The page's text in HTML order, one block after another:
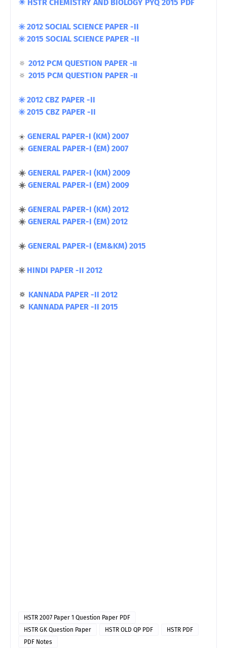
☀ HSTR CHEMISTRY AND BIOLOGY PYQ 2015 PDF
✳️ 2012 SOCIAL SCIENCE PAPER -II
✳️ 2015 SOCIAL SCIENCE PAPER -II
🔅 2012 PCM QUESTION PAPER -II
🔅 2015 PCM QUESTION PAPER -II
✳️ 2012 CBZ PAPER -II
✳️ 2015 CBZ PAPER -II
☀️ GENERAL PAPER-I (KM) 2007
☀️ GENERAL PAPER-I (EM) 2007
☀️ GENERAL PAPER-I (KM) 2009
☀️ GENERAL PAPER-I (EM) 2009
☀️ GENERAL PAPER-I (KM) 2012
☀️ GENERAL PAPER-I (EM) 2012
☀️ GENERAL PAPER-I (EM&KM) 2015
✳️ HINDI PAPER -II 2012
🔅 KANNADA PAPER -II 2012
🔅 KANNADA PAPER -II 2015
HSTR 2007 Paper 1 Question Paper PDF
HSTR GK Question Paper
HSTR OLD QP PDF
HSTR PDF
PDF Notes